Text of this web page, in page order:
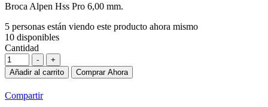
Broca Alpen Hss Pro 6,00 mm.
5 personas están viendo este producto ahora mismo
10 disponibles
Cantidad
-
+
Añadir al carrito
Comprar Ahora
Compartir